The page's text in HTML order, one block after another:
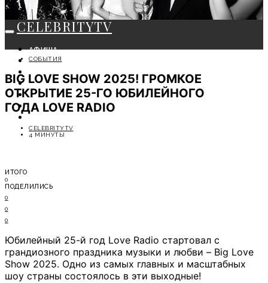
CELEBRITYTV
АФИША
СОБЫТИЯ
КРАСОТА
МОДА
ЛИЧНОСТЬ
ОТДЫХ
СОБЫТИЯ
BIG LOVE SHOW 2025! ГРОМКОЕ
ОТКРЫТИЕ 25-ГО ЮБИЛЕЙНОГО
ГОДА LOVE RADIO
CELEBRITYTV
4 МИНУТЫ
ИТОГО
0
ПОДЕЛИЛИСЬ
0
0
0
Юбилейный 25-й год Love Radio стартовал с
грандиозного праздника музыки и любви – Big Love
Show 2025. Одно из самых главных и масштабных
шоу страны состоялось в эти выходные!